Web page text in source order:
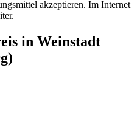
akzeptieren. Im Internet
in Weinstadt